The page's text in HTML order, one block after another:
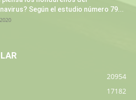
Según el estudio número 79...
20954
17182